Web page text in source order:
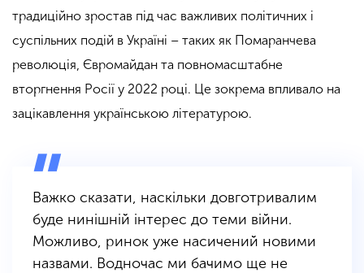
традиційно зростав під час важливих політичних і
суспільних подій в Україні – таких як Помаранчева
революція, Євромайдан та повномасштабне
вторгнення Росії у 2022 році. Це зокрема впливало на
зацікавлення українською літературою.
Важко сказати, наскільки довготривалим
буде нинішній інтерес до теми війни.
Можливо, ринок уже насичений новими
назвами. Водночас ми бачимо ще не